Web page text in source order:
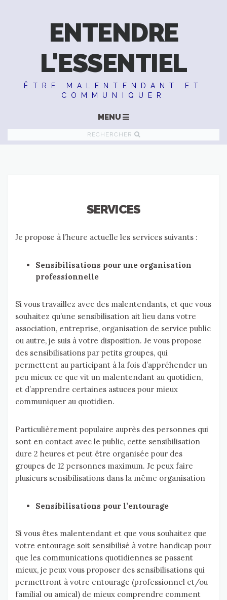
ENTENDRE
L'ESSENTIEL
ÊTRE MALENTENDANT ET
COMMUNIQUER
MENU
RECHERCHER
SERVICES
Je propose à l’heure actuelle les services suivants :
Sensibilisations pour une organisation
professionnelle
Si vous travaillez avec des malentendants, et que vous
souhaitez qu’une sensibilisation ait lieu dans votre
association, entreprise, organisation de service public
ou autre, je suis à votre disposition. Je vous propose
des sensibilisations par petits groupes, qui
permettent au participant à la fois d’appréhender un
peu mieux ce que vit un malentendant au quotidien,
et d’apprendre certaines astuces pour mieux
communiquer au quotidien.
Particulièrement populaire auprès des personnes qui
sont en contact avec le public, cette sensibilisation
dure 2 heures et peut être organisée pour des
groupes de 12 personnes maximum. Je peux faire
plusieurs sensibilisations dans la même organisation
Sensibilisations pour l’entourage
Si vous êtes malentendant et que vous souhaitez que
votre entourage soit sensibilisé à votre handicap pour
que les communications quotidiennes se passent
mieux, je peux vous proposer des sensibilisations qui
permettront à votre entourage (professionnel et/ou
familial ou amical) de mieux comprendre comment